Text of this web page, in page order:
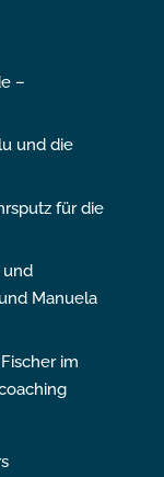
–
und die
für die
und
Manuela
im